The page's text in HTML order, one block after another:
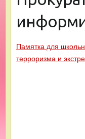
Памятка для
терроризма и